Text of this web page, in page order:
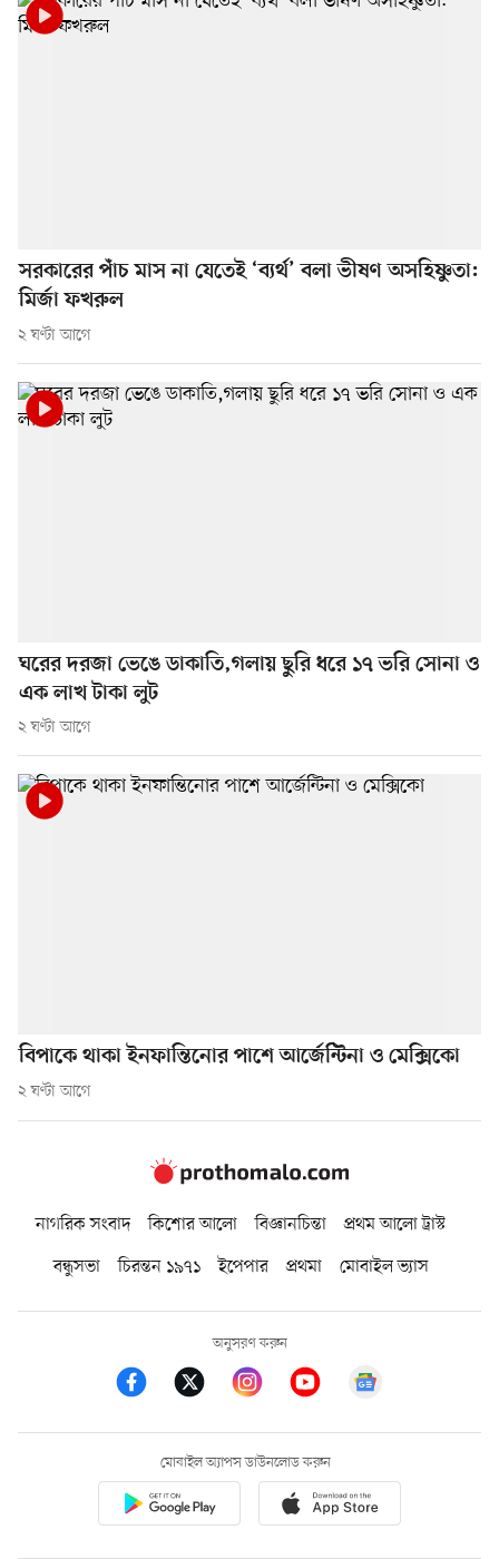
সরকারের পাঁচ মাস না যেতেই ‘ব্যর্থ’ বলা ভীষণ অসহিষ্ণুতা:
মির্জা ফখরুল
২ ঘণ্টা আগে
ঘরের দরজা ভেঙে ডাকাতি,গলায় ছুরি ধরে ১৭ ভরি সোনা ও
এক লাখ টাকা লুট
২ ঘণ্টা আগে
বিপাকে থাকা ইনফান্তিনোর পাশে আর্জেন্টিনা ও মেক্সিকো
২ ঘণ্টা আগে
নাগরিক সংবাদ কিশোর আলো বিজ্ঞানচিন্তা
প্রথম আলো ট্রাস্ট
বন্ধুসভা
চিরন্তন ১৯৭১ ইপেপার প্রথমা মোবাইল ভ্যাস
অনুসরণ করুন
মোবাইল অ্যাপস ডাউনলোড করুন